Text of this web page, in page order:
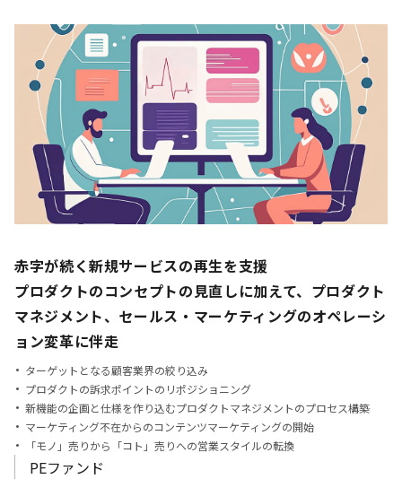
赤字が続く新規サービスの再生を支援
プロダクトのコンセプトの見直しに加えて、プロダクト
マネジメント、セールス・マーケティングのオペレーシ
ョン変革に伴走
ターゲットとなる顧客業界の絞り込み
プロダクトの訴求ポイントのリポジショニング
新機能の企画と仕様を作り込むプロダクトマネジメントのプロセス構築
マーケティング不在からのコンテンツマーケティングの開始
「モノ」売りから「コト」売りへの営業スタイルの転換
PEファンド